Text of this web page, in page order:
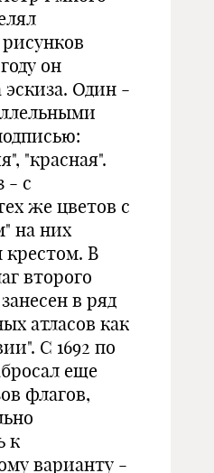
он
эскиза. Один -
"красная".
- с
же цветов с
на них
крестом. В
второго
в ряд
атласов как
С 1692 по
еще
флагов,
к
варианту -